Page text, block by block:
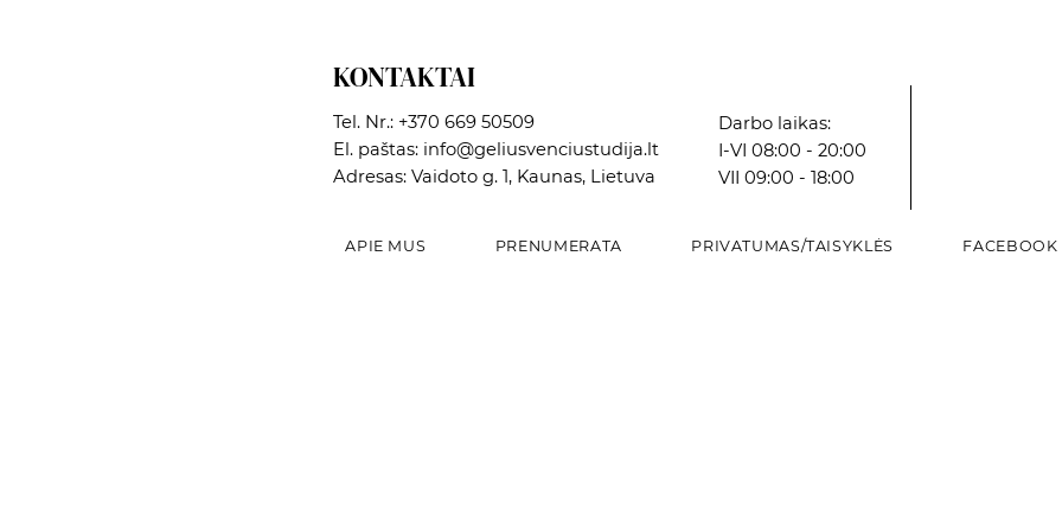
KONTAKTAI
Tel. Nr.: +370 669 50509
El. paštas: info@geliusvenciustudija.lt
Adresas: Vaidoto g. 1, Kaunas, Lietuva
Darbo laikas:
I-VI 08:00 - 20:00
VII 09:00 - 18:00
APIE MUS PRENUMERATA PRIVATUMAS/TAISYKLĖS FACEBOOK